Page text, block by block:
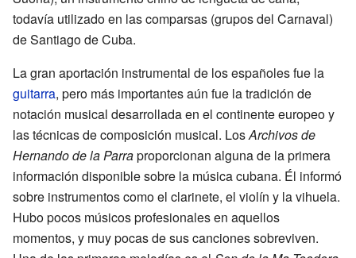
todavía utilizado en las comparsas (grupos del Carnaval)
de Santiago de Cuba.
La gran aportación instrumental de los españoles fue la
guitarra, pero más importantes aún fue la tradición de
notación musical desarrollada en el continente europeo y
las técnicas de composición musical. LosArchivos de
Hernando de la Parraproporcionan alguna de la primera
información disponible sobre la música cubana. Él informó
sobre instrumentos como el clarinete, el violín y la vihuela.
Hubo pocos músicos profesionales en aquellos
momentos, y muy pocas de sus canciones sobreviven.